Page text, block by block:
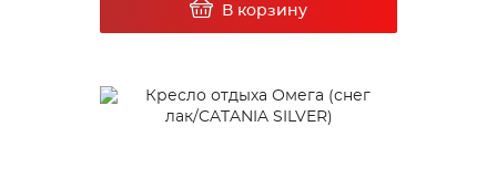
В корзину